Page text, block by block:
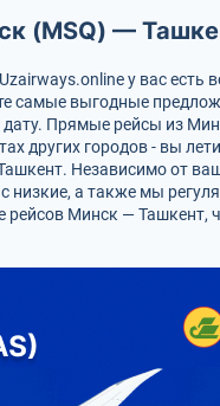
(MSQ) —
у вас
самые выгодные
Прямые рейсы из
других городов - вы
Независимо от
низкие, а также мы
Минск —